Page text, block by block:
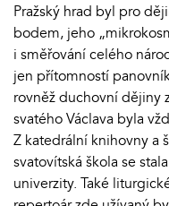
Pražský hrad byl pro
bodem, jeho
i směřování celého
jen přítomností
rovněž duchovní dějiny
svatého Václava byla
Z katedrální knihovny a
svatovítská škola se
univerzity. Také